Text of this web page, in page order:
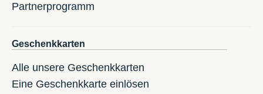
Partnerprogramm
Geschenkkarten
Alle unsere Geschenkkarten
Eine Geschenkkarte einlösen